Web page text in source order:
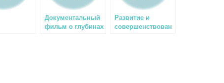
Документальный
фильм о глубинах
Развитие и
совершенствован